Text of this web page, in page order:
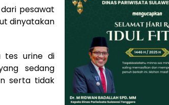
pesawat
dinyatakan
tes urine di
sedang
serta tidak